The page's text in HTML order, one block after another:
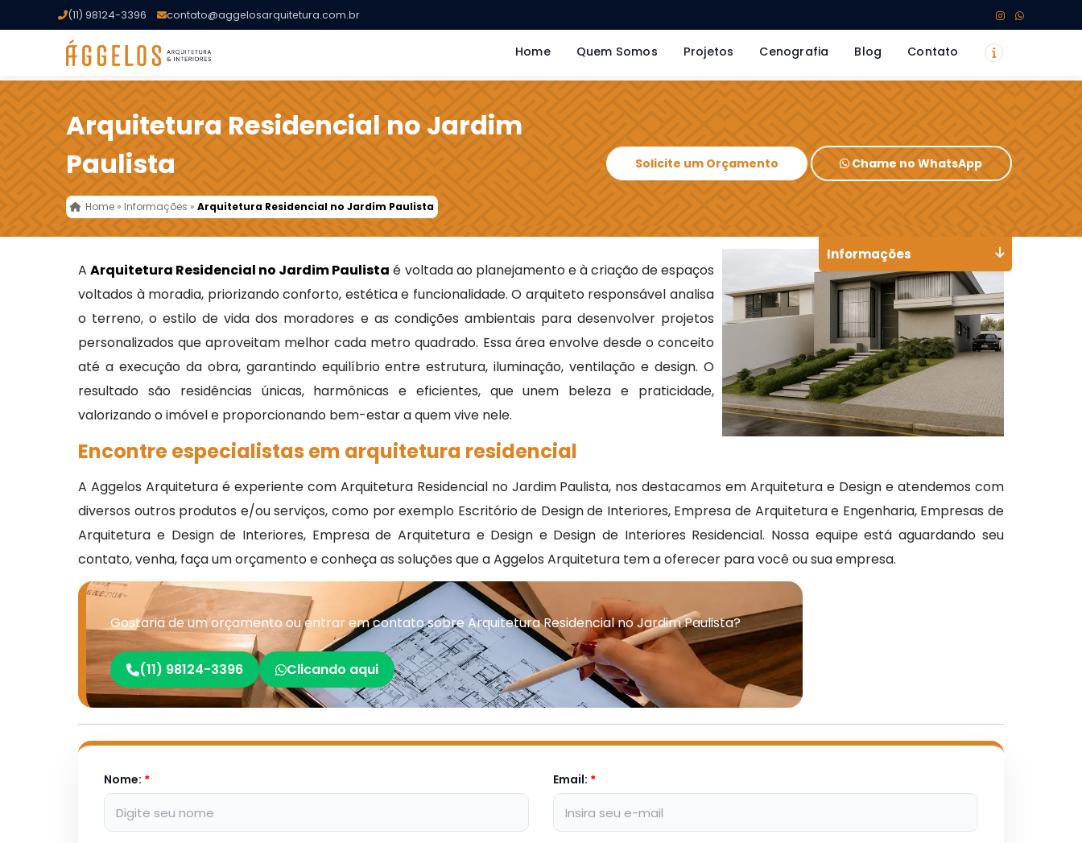
(11) 98124-3396 contato@aggelosarquitetura.com.br
Home Quem Somos Projetos Cenografia Blog Contato
Arquitetura Residencial no Jardim
Paulista
Home » Informações »Arquitetura Residencial no Jardim Paulista
Solicite um Orçamento Chame no WhatsApp
AArquitetura Residencial no Jardim Paulista é voltada ao planejamento e à criação de espaços
voltados à moradia, priorizando conforto, estética e funcionalidade. O arquiteto responsável analisa
o terreno, o estilo de vida dos moradores e as condições ambientais para desenvolver projetos
personalizados que aproveitam melhor cada metro quadrado. Essa área envolve desde o conceito
até a execução da obra, garantindo equilíbrio entre estrutura, iluminação, ventilação e design. O
resultado são residências únicas, harmônicas e eficientes, que unem beleza e praticidade,
valorizando o imóvel e proporcionando bem-estar a quem vive nele.
Encontre especialistas em arquitetura residencial
A Aggelos Arquitetura é experiente com Arquitetura Residencial no Jardim Paulista, nos destacamos em Arquitetura e Design e atendemos com
diversos outros produtos e/ou serviços, como por exemplo Escritório de Design de Interiores, Empresa de Arquitetura e Engenharia, Empresas de
Arquitetura e Design de Interiores, Empresa de Arquitetura e Design e Design de Interiores Residencial. Nossa equipe está aguardando seu
contato, venha, faça um orçamento e conheça as soluções que a Aggelos Arquitetura tem a oferecer para você ou sua empresa.
Gostaria de um orçamento ou entrar em contato sobre Arquitetura Residencial no Jardim Paulista?
(11) 98124-3396 Clicando aqui
Nome: * Email: *
Informações